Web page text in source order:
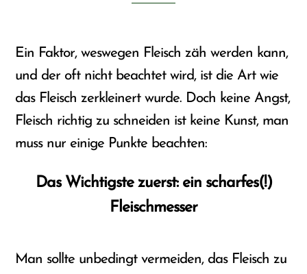
Ein Faktor, weswegen Fleisch zäh werden kann,
und der oft nicht beachtet wird, ist die Art wie
das Fleisch zerkleinert wurde. Doch keine Angst,
Fleisch richtig zu schneiden ist keine Kunst, man
muss nur einige Punkte beachten:
Das Wichtigste zuerst: ein scharfes(!)
Fleischmesser
Man sollte unbedingt vermeiden, das Fleisch zu